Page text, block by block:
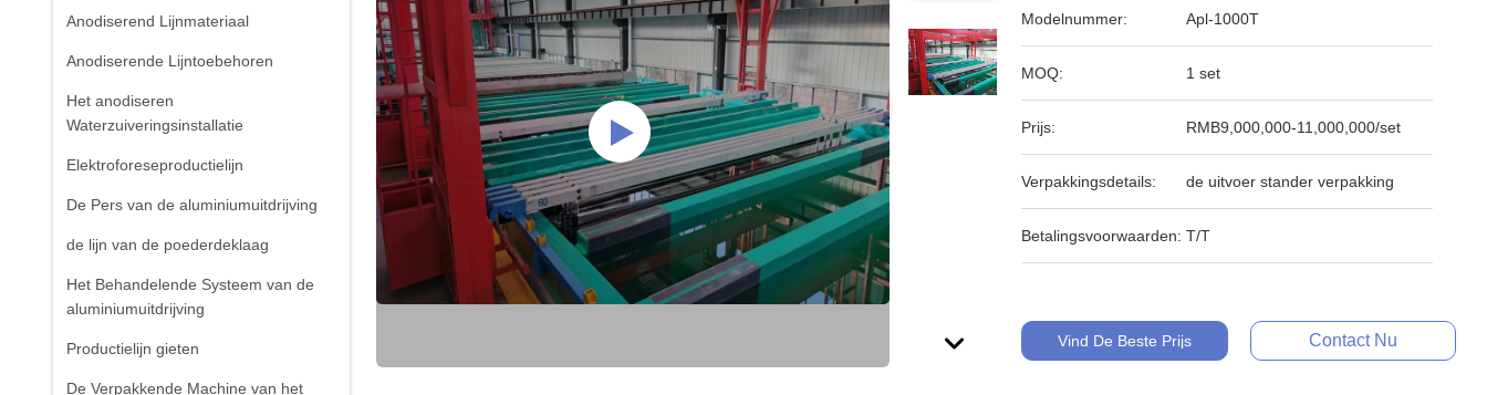
Anodiserend Lijnmateriaal
Anodiserende Lijntoebehoren
Het anodiseren
Waterzuiveringsinstallatie
Elektroforeseproductielijn
De Pers van de aluminiumuitdrijving
de lijn van de poederdeklaag
Het Behandelende Systeem van de
aluminiumuitdrijving
Productielijn gieten
De Verpakkende Machine van het
Modelnummer: Apl-1000T
MOQ: 1 set
Prijs: RMB9,000,000-11,000,000/set
Verpakkingsdetails: de uitvoer stander verpakking
Betalingsvoorwaarden: T/T
Vind De Beste Prijs Contact Nu